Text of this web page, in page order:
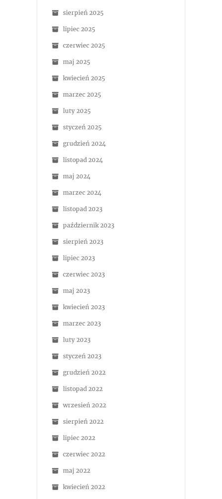
sierpień 2025
lipiec 2025
czerwiec 2025
maj 2025
kwiecień 2025
marzec 2025
luty 2025
styczeń 2025
grudzień 2024
listopad 2024
maj 2024
marzec 2024
listopad 2023
październik 2023
sierpień 2023
lipiec 2023
czerwiec 2023
maj 2023
kwiecień 2023
marzec 2023
luty 2023
styczeń 2023
grudzień 2022
listopad 2022
wrzesień 2022
sierpień 2022
lipiec 2022
czerwiec 2022
maj 2022
kwiecień 2022